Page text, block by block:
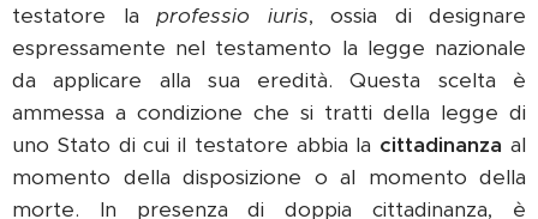
testatore la professio iuris, ossia di designare
espressamente nel testamento la legge nazionale
da applicare alla sua eredità. Questa scelta è
ammessa a condizione che si tratti della legge di
uno Stato di cui il testatore abbia la cittadinanza al
momento della disposizione o al momento della
morte. In presenza di doppia cittadinanza, è